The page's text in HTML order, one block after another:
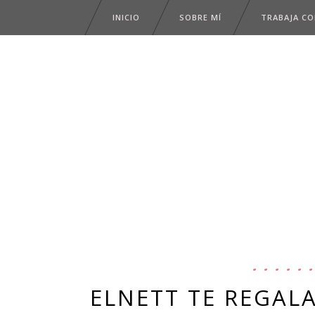
INICIO SOBRE MÍ TRABAJA
ELNETT TE